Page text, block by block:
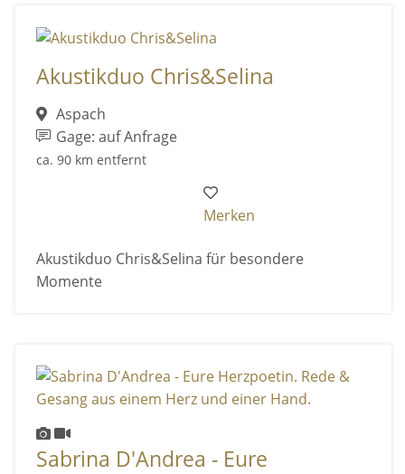
Akustikduo Chris&Selina
Aspach
Gage: auf Anfrage
ca. 90 km entfernt
Merken
Akustikduo Chris&Selina für besondere
Momente
Sabrina D'Andrea - Eure